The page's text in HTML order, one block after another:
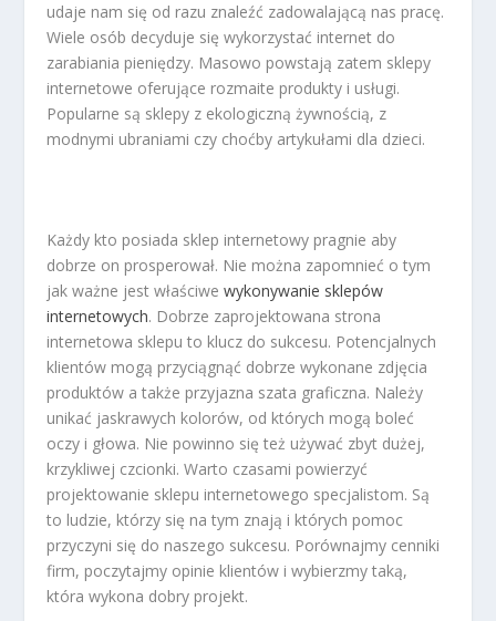
udaje nam się od razu znaleźć zadowalającą nas pracę.
Wiele osób decyduje się wykorzystać internet do
zarabiania pieniędzy. Masowo powstają zatem sklepy
internetowe oferujące rozmaite produkty i usługi.
Popularne są sklepy z ekologiczną żywnością, z
modnymi ubraniami czy choćby artykułami dla dzieci.
Każdy kto posiada sklep internetowy pragnie aby
dobrze on prosperował. Nie można zapomnieć o tym
jak ważne jest właściwewykonywanie sklepów
internetowych. Dobrze zaprojektowana strona
internetowa sklepu to klucz do sukcesu. Potencjalnych
klientów mogą przyciągnąć dobrze wykonane zdjęcia
produktów a także przyjazna szata graficzna. Należy
unikać jaskrawych kolorów, od których mogą boleć
oczy i głowa. Nie powinno się też używać zbyt dużej,
krzykliwej czcionki. Warto czasami powierzyć
projektowanie sklepu internetowego specjalistom. Są
to ludzie, którzy się na tym znają i których pomoc
przyczyni się do naszego sukcesu. Porównajmy cenniki
firm, poczytajmy opinie klientów i wybierzmy taką,
która wykona dobry projekt.